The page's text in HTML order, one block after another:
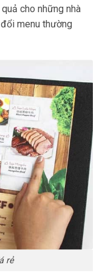
cho những nhà
menu thường
rẻ